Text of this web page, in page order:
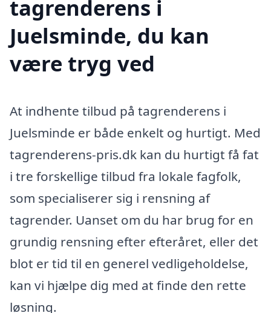
tagrenderens i
Juelsminde, du kan
være tryg ved
At indhente tilbud på tagrenderens i
Juelsminde er både enkelt og hurtigt. Med
tagrenderens-pris.dk kan du hurtigt få fat
i tre forskellige tilbud fra lokale fagfolk,
som specialiserer sig i rensning af
tagrender. Uanset om du har brug for en
grundig rensning efter efteråret, eller det
blot er tid til en generel vedligeholdelse,
kan vi hjælpe dig med at finde den rette
løsning.